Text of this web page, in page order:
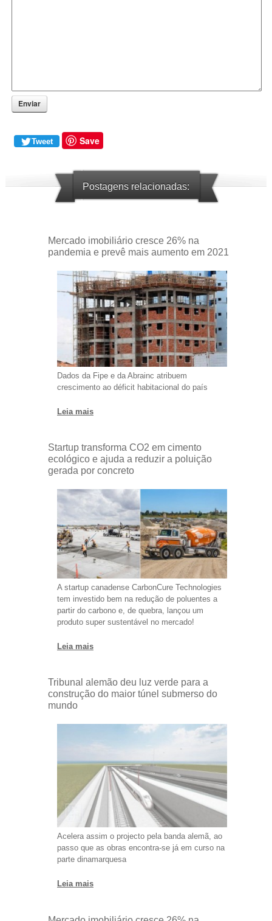
Enviar
Tweet Save
Postagens relacionadas:
Mercado imobiliário cresce 26% na
pandemia e prevê mais aumento em 2021
Dados da Fipe e da Abrainc atribuem
crescimento ao déficit habitacional do país
Leia mais
Startup transforma CO2 em cimento
ecológico e ajuda a reduzir a poluição
gerada por concreto
A startup canadense CarbonCure Technologies
tem investido bem na redução de poluentes a
partir do carbono e, de quebra, lançou um
produto super sustentável no mercado!
Leia mais
Tribunal alemão deu luz verde para a
construção do maior túnel submerso do
mundo
Acelera assim o projecto pela banda alemã, ao
passo que as obras encontra-se já em curso na
parte dinamarquesa
Leia mais